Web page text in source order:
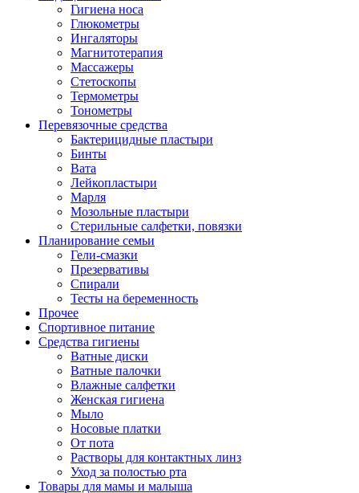
Гигиена носа
Глюкометры
Ингаляторы
Магнитотерапия
Массажеры
Стетоскопы
Термометры
Тонометры
Перевязочные средства
Бактерицидные пластыри
Бинты
Вата
Лейкопластыри
Марля
Мозольные пластыри
Стерильные салфетки, повязки
Планирование семьи
Гели-смазки
Презервативы
Спирали
Тесты на беременность
Прочее
Спортивное питание
Средства гигиены
Ватные диски
Ватные палочки
Влажные салфетки
Женская гигиена
Мыло
Носовые платки
От пота
Растворы для контактных линз
Уход за полостью рта
Товары для мамы и малыша